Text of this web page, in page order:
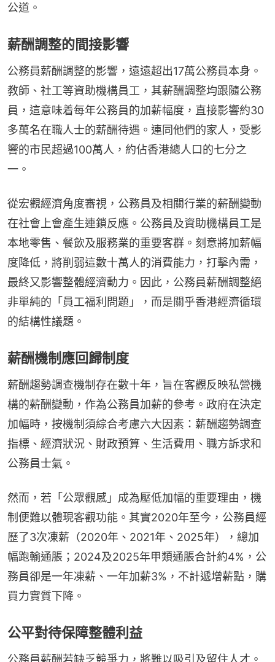
公道。
薪酬調整的間接影響
公務員薪酬調整的影響，遠遠超出17萬公務員本身。
教師、社工等資助機構員工，其薪酬調整均跟隨公務
員，這意味着每年公務員的加薪幅度，直接影響約30
多萬名在職人士的薪酬待遇。連同他們的家人，受影
響的市民超過100萬人，約佔香港總人口的七分之
一。
從宏觀經濟角度審視，公務員及相關行業的薪酬變動
在社會上會產生連鎖反應。公務員及資助機構員工是
本地零售、餐飲及服務業的重要客群。刻意將加薪幅
度降低，將削弱這數十萬人的消費能力，打擊內需，
最終又影響整體經濟動力。因此，公務員薪酬調整絕
非單純的「員工福利問題」，而是關乎香港經濟循環
的結構性議題。
薪酬機制應回歸制度
薪酬趨勢調查機制存在數十年，旨在客觀反映私營機
構的薪酬變動，作為公務員加薪的參考。政府在決定
加幅時，按機制須綜合考慮六大因素：薪酬趨勢調查
指標、經濟狀況、財政預算、生活費用、職方訴求和
公務員士氣。
然而，若「公眾觀感」成為壓低加幅的重要理由，機
制便難以體現客觀功能。其實2020年至今，公務員經
歷了3次凍薪（2020年、2021年、2025年），總加
幅跑輸通脹；2024及2025年甲類通脹合計約4%，公
務員卻是一年凍薪、一年加薪3%，不計遞增薪點，購
買力實質下降。
公平對待保障整體利益
公務員薪酬若缺乏競爭力，將難以吸引及留住人才。